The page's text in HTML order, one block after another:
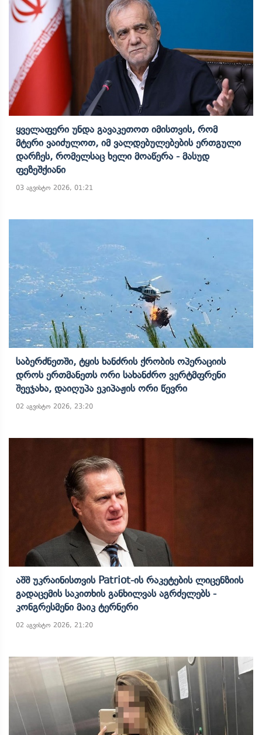
Ყველაფერი Უნდა Გავაკეთოთ Იმისთვის, Რომ
Მტერი Ვაიძულოთ, Იმ Ვალდებულებების Ერთგული
Დარჩეს, Რომელსაც Ხელი Მოაწერა - Მასუდ
Ფეზეშქიანი
03 აგვისტო 2026, 01:21
Საბერძნეთში, Ტყის Ხანძრის Ქრობის Ოპერაციის
Დროს Ერთმანეთს Ორი Სახანძრო Ვერტმფრენი
Შეეჯახა, Დაიღუპა Ეკიპაჟის Ორი Წევრი
02 აგვისტო 2026, 23:20
Აშშ Უკრაინისთვის Patriot-Ის Რაკეტების Ლიცენზიის
Გადაცემის Საკითხის Განხილვას Აგრძელებს -
Კონგრესმენი Მაიკ Ტერნერი
02 აგვისტო 2026, 21:20